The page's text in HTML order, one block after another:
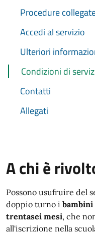
Procedure
Accedi al servizio
Ulteriori
Condizioni di
Contatti
Allegati
A chi è
Possono usufruire del
doppio turno i
trentasei mesi, che
all'iscrizione nella